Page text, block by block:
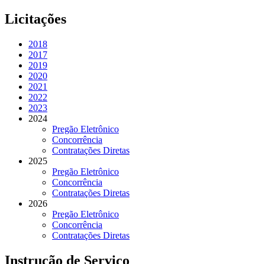
Licitações
2018
2017
2019
2020
2021
2022
2023
2024
Pregão Eletrônico
Concorrência
Contratações Diretas
2025
Pregão Eletrônico
Concorrência
Contratações Diretas
2026
Pregão Eletrônico
Concorrência
Contratações Diretas
Instrução de Serviço